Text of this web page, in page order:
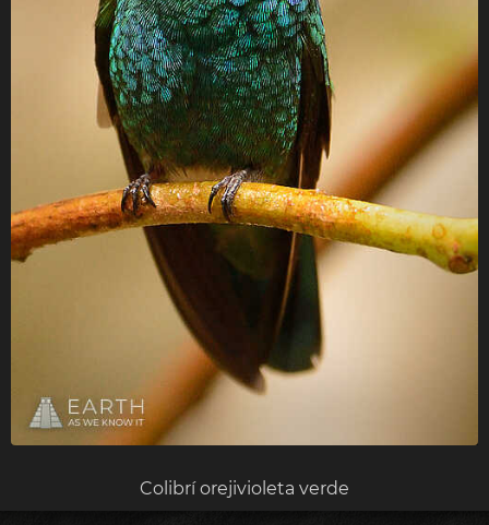
Colibrí orejivioleta verde